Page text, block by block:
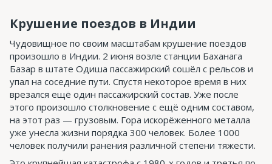
Крушение поездов в Индии
Чудовищное по своим масштабам крушение поездов
произошло в Индии. 2 июня возле станции Баханага
Базар в штате Одиша пассажирский сошёл с рельсов и
упал на соседние пути. Спустя некоторое время в них
врезался ещё один пассажирский состав. Уже после
этого произошло столкновение с ещё одним составом,
на этот раз — грузовым. Гора искорёженного металла
уже унесла жизни порядка 300 человек. Более 1000
человек получили ранения различной степени тяжести.